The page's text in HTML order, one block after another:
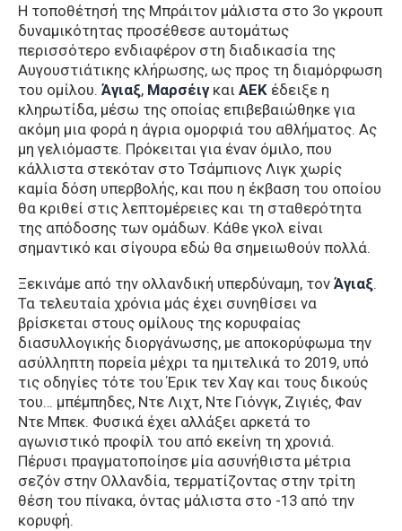
Η τοποθέτησή της Μπράιτον μάλιστα στο 3ο γκρουπ
δυναμικότητας προσέθεσε αυτομάτως
περισσότερο ενδιαφέρον στη διαδικασία της
Αυγουστιάτικης κλήρωσης, ως προς τη διαμόρφωση
του ομίλου. Άγιαξ, Μαρσέιγ και ΑΕΚ έδειξε η
κληρωτίδα, μέσω της οποίας επιβεβαιώθηκε για
ακόμη μια φορά η άγρια ομορφιά του αθλήματος. Ας
μη γελιόμαστε. Πρόκειται για έναν όμιλο, που
κάλλιστα στεκόταν στο Τσάμπιονς Λιγκ χωρίς
καμία δόση υπερβολής, και που η έκβαση του οποίου
θα κριθεί στις λεπτομέρειες και τη σταθερότητα
της απόδοσης των ομάδων. Κάθε γκολ είναι
σημαντικό και σίγουρα εδώ θα σημειωθούν πολλά.
Ξεκινάμε από την ολλανδική υπερδύναμη, τον Άγιαξ.
Τα τελευταία χρόνια μάς έχει συνηθίσει να
βρίσκεται στους ομίλους της κορυφαίας
διασυλλογικής διοργάνωσης, με αποκορύφωμα την
ασύλληπτη πορεία μέχρι τα ημιτελικά το 2019, υπό
τις οδηγίες τότε του Έρικ τεν Χαγ και τους δικούς
του… μπέμπηδες, Ντε Λιχτ, Ντε Γιόνγκ, Ζιγιές, Φαν
Ντε Μπεκ. Φυσικά έχει αλλάξει αρκετά το
αγωνιστικό προφίλ του από εκείνη τη χρονιά.
Πέρυσι πραγματοποίησε μία ασυνήθιστα μέτρια
σεζόν στην Ολλανδία, τερματίζοντας στην τρίτη
θέση του πίνακα, όντας μάλιστα στο -13 από την
κορυφή.